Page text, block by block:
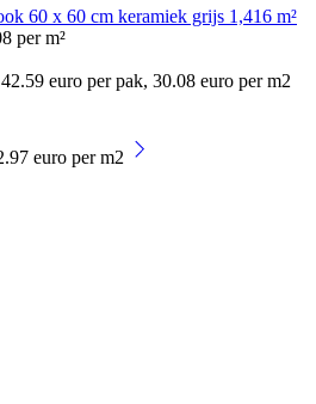
60 x 60 cm keramiek grijs 1,416 m²
per m²
euro per pak, 30.08 euro per m2
euro per m2